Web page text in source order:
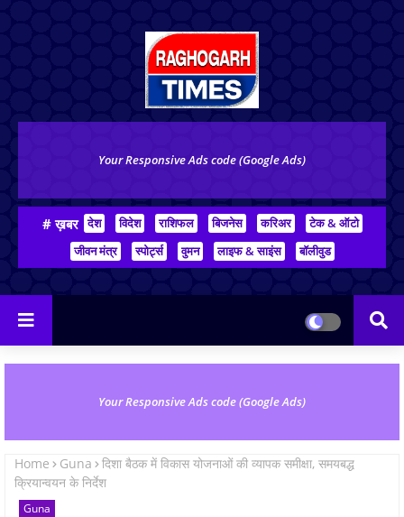
Your Responsive Ads code (Google Ads)
# ख़बर देश विदेश राशिफल बिजनेस करिअर
टेक & ऑटो
जीवन मंत्र
स्पोर्ट्स वुमन लाइफ & साइंस बॉलीवुड
Your Responsive Ads code (Google Ads)
Home Guna
दिशा बैठक में विकास योजनाओं की व्यापक समीक्षा, समयबद्ध
क्रियान्वयन के निर्देश
Guna